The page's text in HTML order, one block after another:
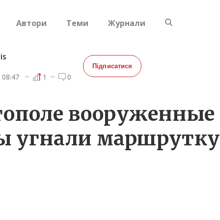
Автори Теми Журнали
08:47 1 0
Підписатися
вооруженные
угнали маршрутку